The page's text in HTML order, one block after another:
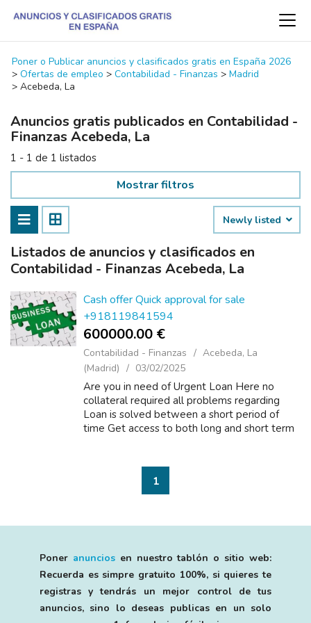
Poner o Publicar anuncios y clasificados gratis en España 2026
> Ofertas de empleo > Contabilidad - Finanzas > Madrid
> Acebeda, La
Anuncios gratis publicados en Contabilidad -
Finanzas Acebeda, La
1 - 1 de 1 listados
Mostrar filtros
Newly listed
Listados de anuncios y clasificados en
Contabilidad - Finanzas Acebeda, La
Cash offer Quick approval for sale
+918119841594
600000.00 €
Contabilidad - Finanzas
Acebeda, La
(Madrid)
03/02/2025
Are you in need of Urgent Loan Here no
collateral required all problems regarding
Loan is solved between a short period of
time Get access to both long and short term
1
Poner anunciosen nuestro tablón o sitio web:
Recuerda es simpre gratuito 100%, si quieres te
registras y tendrás un mejor control de tus
anuncios, sino lo deseas publicas en un solo